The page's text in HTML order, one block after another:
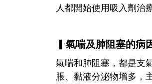
人都開始使用吸入劑治療
▎氣喘及肺阻塞的病
氣喘和肺阻塞，都是支
脹、黏液分泌物增多，